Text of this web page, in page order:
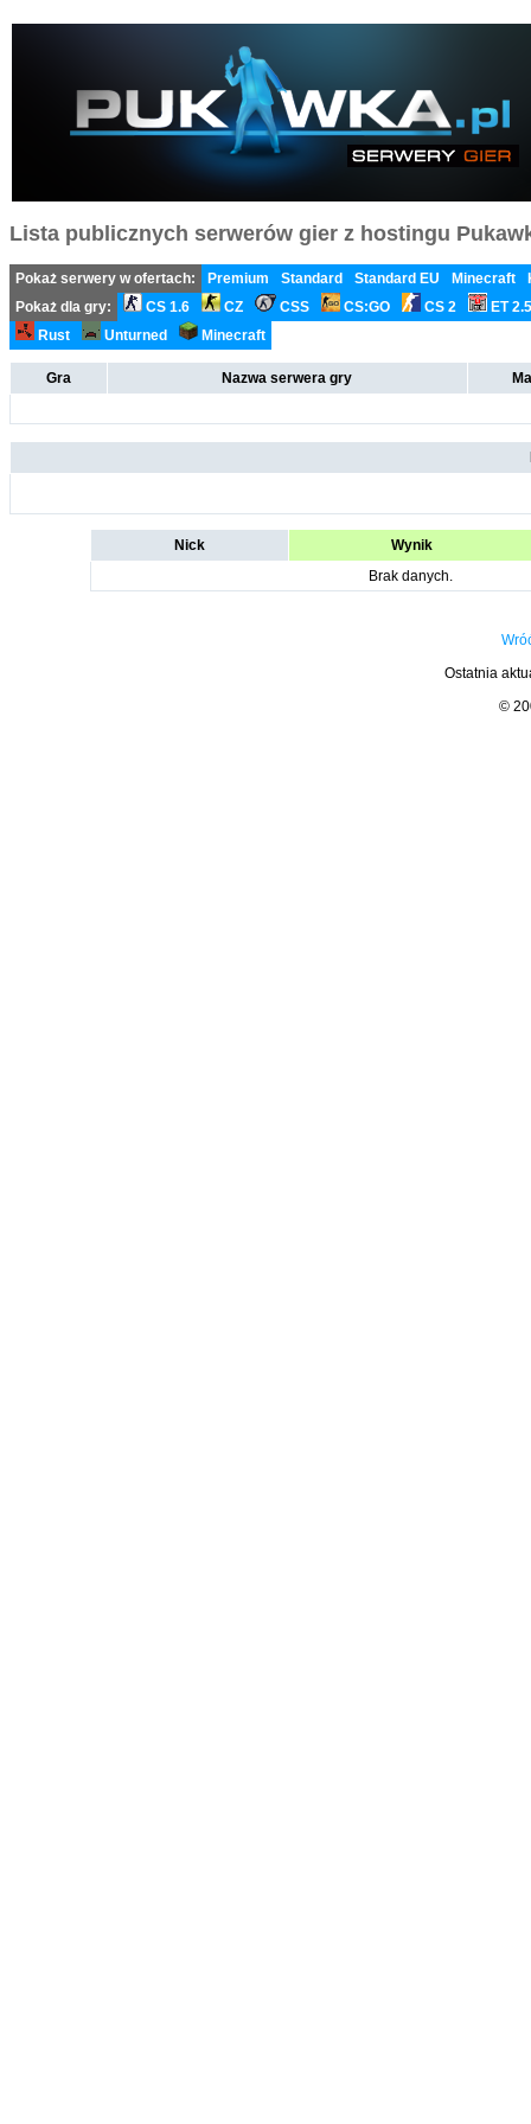
Lista publicznych serwerów gier z hostingu
Pokaż serwery w ofertach: Premium Standard Standard EU Minecraft
Pokaż dla gry:
CS 1.6 CZ CSS CS:GO CS 2
ET
Rust
Unturned Minecraft
Gra Nazwa serwera gry
Nick
Wynik
Brak danych.
Ostatnia
©